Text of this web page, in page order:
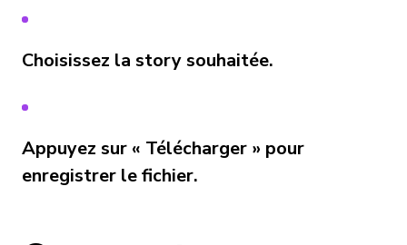
Choisissez la story souhaitée.
Appuyez sur « Télécharger » pour
enregistrer le fichier.